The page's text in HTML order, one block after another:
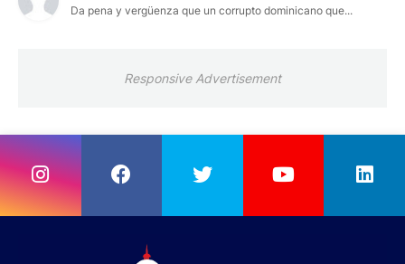
Da pena y vergüenza que un corrupto dominicano que...
Responsive Advertisement